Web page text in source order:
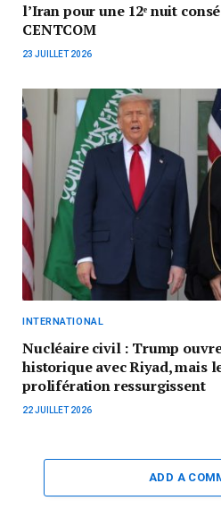
l’Iran pour une 12ᵉ nuit
CENTCOM
23 JUILLET 2026
INTERNATIONAL
Nucléaire civil : Trump
historique avec Riyad, mais
prolifération ressurgissent
22 JUILLET 2026
ADD A